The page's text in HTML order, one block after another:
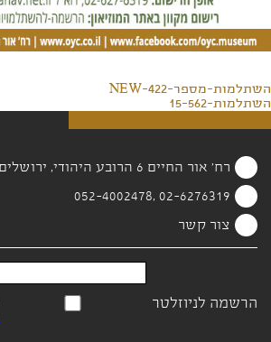
השתלמות-מספר-422-NEW
השתלמות-15-562
רח' אור החיים 6 הרובע היהודי, ירושלים
02-6276319 ,052-4002478
צור קשר
הרשמה לניוזלטר